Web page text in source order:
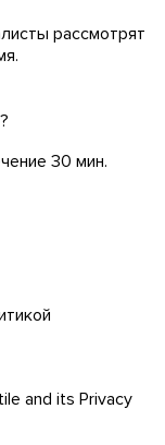
рассмотрят
30 мин.
and its Privacy